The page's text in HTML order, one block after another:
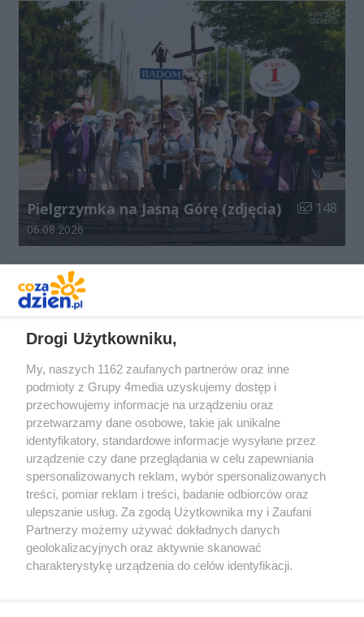
Pielgrzymka na Jasną Górę (zdjęcia) Liczba
148
Data dodania galerii:
06.08.2026
Redakcja Reklama Prywatność
Praca Łódź
the:protocol
Drogi Użytkowniku,
My, naszych 1162 zaufanych partnerów oraz inne
podmioty z Grupy 4media uzyskujemy dostęp i
przechowujemy informacje na urządzeniu oraz
przetwarzamy dane osobowe, takie jak unikalne
identyfikatory, standardowe informacje wysyłane przez
urządzenie czy dane przeglądania w celu zapewniania
spersonalizowanych reklam, wybór spersonalizowanych
treści, pomiar reklam i treści, badanie odbiorców oraz
ulepszanie usług. Za zgodą Użytkownika my i Zaufani
Partnerzy możemy używać dokładnych danych
geolokalizacyjnych oraz aktywnie skanować
charakterystykę urządzenia do celów identyfikacji.